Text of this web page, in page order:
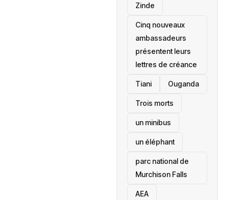
Zinde
Cinq nouveaux
ambassadeurs
présentent leurs
lettres de créance
Tiani ‎Ouganda
Trois morts
un minibus
un éléphant
parc national de
Murchison Falls
AEA